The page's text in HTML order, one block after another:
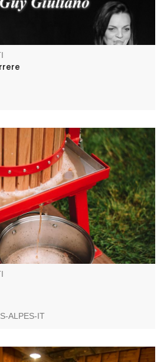
récoltés par les particuliers.
ALPES-IT